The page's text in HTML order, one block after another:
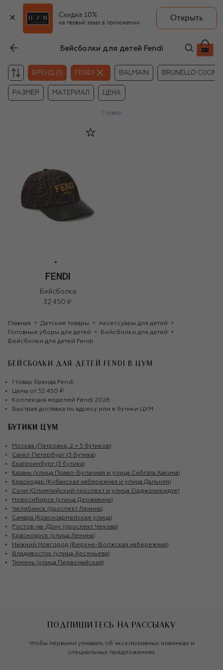
Скидка 10%
на первый заказ в приложении
Открыть
Бейсболки для детей Fendi
БРЕНД (1) FENDI BALMAIN BRUNELLO
РАЗМЕР МАТЕРИАЛ ЦЕНА
1 товар
Бейсболка
32 450 ₽
Главная Детские товары
Аксессуары для детей
Головные уборы для детей
Бейсболки для детей
Бейсболки для детей Fendi
БЕЙСБОЛКИ ДЛЯ ДЕТЕЙ FENDI В ЦУМ
1 товар бренда Fendi
Цены от 32 450 ₽
Коллекция моделей Fendi 2026
Быстрая доставка по адресу или в бутики ЦУМ
БУТИКИ ЦУМ
Москва (Петровка, 2 + 5 бутиков)
Санкт-Петербург (3 бутика)
Екатеринбург (3 бутика)
Казань (улица Право-Булачная и улица Сибгата Хакима)
Краснодар (Кубанская набережная и улица Дальняя)
Сочи (Олимпийский проспект и улица Орджоникидзе)
Новосибирск (улица Державина)
Челябинск (проспект Ленина)
Самара (Красноармейская улица)
Ростов-на-Дону (проспект Чехова)
Красноярск (улица Ленина)
Нижний Новгород (Верхне-Волжская набережная)
Владивосток (улица Арсеньева)
Тюмень (улица Первомайская)
ПОДПИШИТЕСЬ НА РАССЫЛКУ
Чтобы первыми узнавать об эксклюзивных новинках и
специальных предложениях